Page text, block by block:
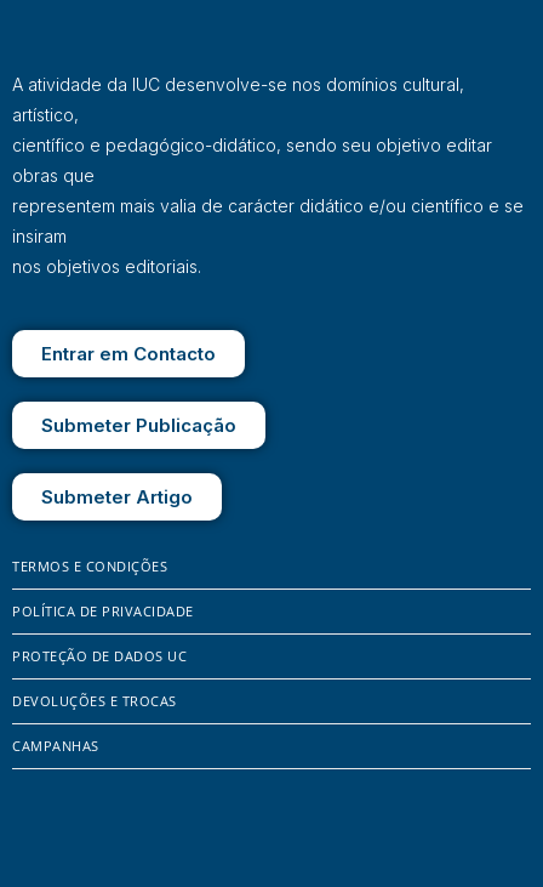
A atividade da IUC desenvolve-se nos domínios cultural,
artístico,
científico e pedagógico-didático, sendo seu objetivo editar
obras que
representem mais valia de carácter didático e/ou científico e se
insiram
nos objetivos editoriais.
Entrar em Contacto
Submeter Publicação
Submeter Artigo
TERMOS E CONDIÇÕES
POLÍTICA DE PRIVACIDADE
PROTEÇÃO DE DADOS UC
DEVOLUÇÕES E TROCAS
CAMPANHAS